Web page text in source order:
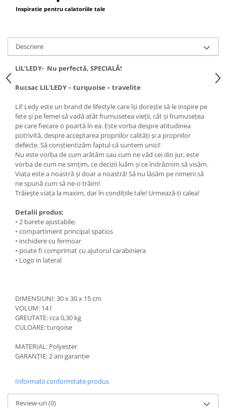
Inspiratie pentru calatoriile tale
Descriere
LIL’LEDY- Nu perfectă, SPECIALĂ!
Rucsac LIL'LEDY – turquoise – travelite
Lil’ Ledy este un brand de lifestyle care își dorește să le inspire pe
fete și pe femei să vadă atât frumusetea vieții, cât și frumusețea
pe care fiecare o poartă în ea. Este vorba despre atitudinea
potrivită, despre acceptarea propriilor calități și a propriilor
defecte. Să conștientizăm faptul că suntem unici!
Nu este vorba de cum arătăm sau cum ne văd cei din jur, este
vorba de cum ne simțim, ce decizii luăm și ce îndrăznim să visăm.
Viața este a noastră și doar a noastră! Să nu lăsăm pe nimeni să
ne spună cum să ne-o trăim!
Trăiește viața la maxim, dar în condițiile tale! Urmează-ți calea!
Detalii produs:
• 2 barete ajustabile;
• compartiment principal spatios
• inchidere cu fermoar
• poate fi comprimat cu ajutorul carabiniera
• Logo in lateral
DIMENSIUNI: 30 x 30 x 15 cm
VOLUM: 14 l
GREUTATE: cca 0,30 kg
CULOARE: turqoise
MATERIAL: Polyester
GARANȚIE: 2 ani garanție
Informatii conformitate produs
Review-uri(0)